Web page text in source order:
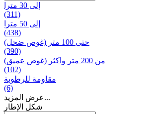
إلى 30 مترا
(311)
إلى 50 مترا
(438)
حتى 100 متر (غوص ضحل)
(390)
من 200 متر واکثر (غوص عميق)
(102)
مقاومة للرطوبة
(6)
عرض المزيد...
شكل الإطار